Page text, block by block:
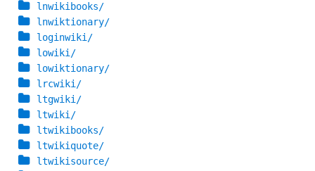
lnwikibooks/
lnwiktionary/
loginwiki/
lowiki/
lowiktionary/
lrcwiki/
ltgwiki/
ltwiki/
ltwikibooks/
ltwikiquote/
ltwikisource/